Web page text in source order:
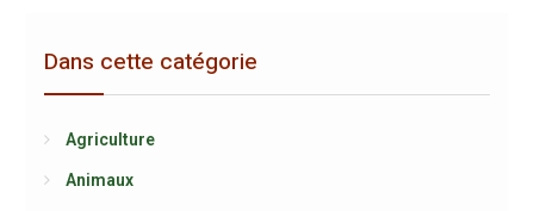
Dans cette catégorie
Agriculture
Animaux